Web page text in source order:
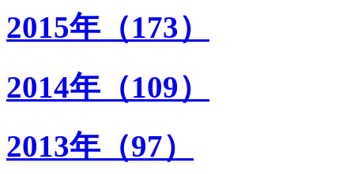
2015年（173）
2014年（109）
2013年（97）